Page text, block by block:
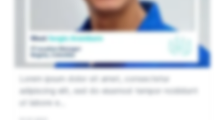
Lorem ipsum dolor sit amet, consectetur
adipiscing elit, sed do eiusmod tempor ncididunt
ut labore e...